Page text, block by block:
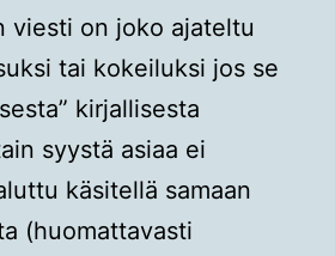
viesti on joko ajateltu
tai kokeiluksi jos se
kirjallisesta
syystä asiaa ei
käsitellä samaan
(huomattavasti